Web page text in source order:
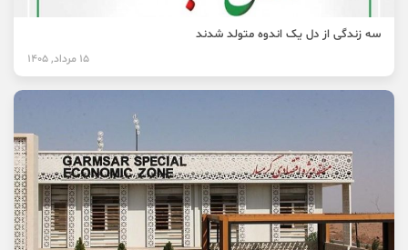
سه زندگی از دل یک اندوه متولد شدند
15 مرداد, 1405